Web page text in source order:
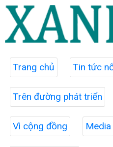
Trang chủ Tin tức
Trên đường phát triển
Vì cộng đồng Media